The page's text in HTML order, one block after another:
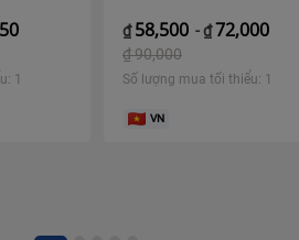
An
1
Chanh Làm Sạch Dầu Mỡ
Khử Mùi 500ml
₫ 58,500 -₫72,000
₫90,000
Số lượng mua tối thiểu: 1
VN